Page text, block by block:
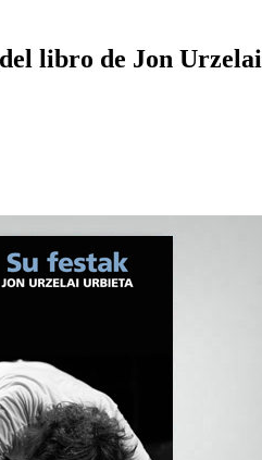
libro de Jon Urzelai